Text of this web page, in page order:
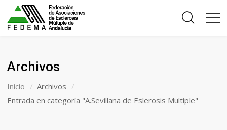
Archivos
Inicio
Archivos
Entrada en categoría "A.Sevillana de Eslerosis Multiple"